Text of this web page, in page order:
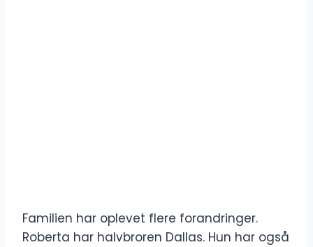
Familien har oplevet flere forandringer.
Roberta har halvbroren Dallas. Hun har også